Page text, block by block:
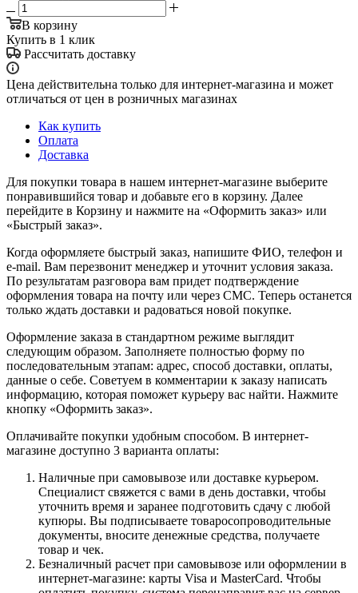
В корзину
Купить в 1 клик
Рассчитать доставку
Цена действительна только для интернет-магазина и может
отличаться от цен в розничных магазинах
Как купить
Оплата
Доставка
Для покупки товара в нашем интернет-магазине выберите
понравившийся товар и добавьте его в корзину. Далее
перейдите в Корзину и нажмите на «Оформить заказ» или
«Быстрый заказ».
Когда оформляете быстрый заказ, напишите ФИО, телефон и
e-mail. Вам перезвонит менеджер и уточнит условия заказа.
По результатам разговора вам придет подтверждение
оформления товара на почту или через СМС. Теперь останется
только ждать доставки и радоваться новой покупке.
Оформление заказа в стандартном режиме выглядит
следующим образом. Заполняете полностью форму по
последовательным этапам: адрес, способ доставки, оплаты,
данные о себе. Советуем в комментарии к заказу написать
информацию, которая поможет курьеру вас найти. Нажмите
кнопку «Оформить заказ».
Оплачивайте покупки удобным способом. В интернет-
магазине доступно 3 варианта оплаты:
Наличные при самовывозе или доставке курьером.
Специалист свяжется с вами в день доставки, чтобы
уточнить время и заранее подготовить сдачу с любой
купюры. Вы подписываете товаросопроводительные
документы, вносите денежные средства, получаете
товар и чек.
Безналичный расчет при самовывозе или оформлении в
интернет-магазине: карты Visa и MasterCard. Чтобы